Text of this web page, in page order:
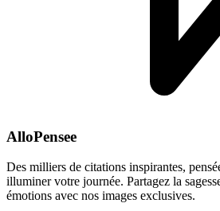
AlloPensee
Des milliers de citations inspirantes,
illuminer votre journée. Partagez la
émotions avec nos images exclusives.